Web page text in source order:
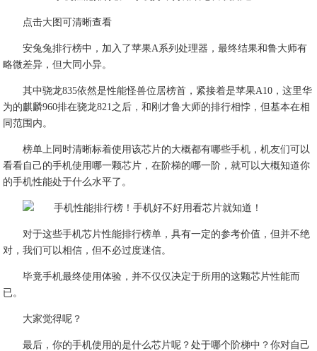
点击大图可清晰查看
安兔兔排行榜中，加入了苹果A系列处理器，最终结果和鲁大师有
略微差异，但大同小异。
其中骁龙835依然是性能怪兽位居榜首，紧接着是苹果A10，这里华
为的麒麟960排在骁龙821之后，和刚才鲁大师的排行相悖，但基本在相
同范围内。
榜单上同时清晰标着使用该芯片的大概都有哪些手机，机友们可以
看看自己的手机使用哪一颗芯片，在阶梯的哪一阶，就可以大概知道你
的手机性能处于什么水平了。
对于这些手机芯片性能排行榜单，具有一定的参考价值，但并不绝
对，我们可以相信，但不必过度迷信。
毕竟手机最终使用体验，并不仅仅决定于所用的这颗芯片性能而
已。
大家觉得呢？
最后，你的手机使用的是什么芯片呢？处于哪个阶梯中？你对自己